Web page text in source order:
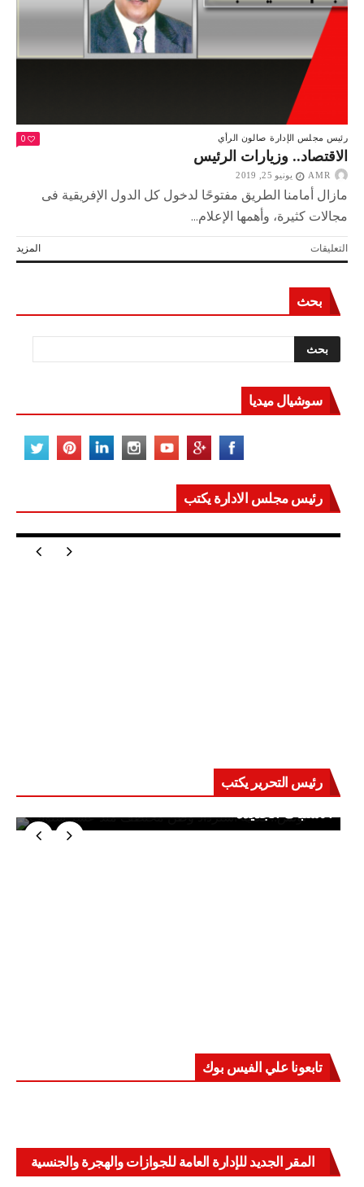
لألمانيا
رئيس مجلس الإدارة صالون الرأي 0
الاقتصاد.. وزيارات الرئيس
AMR يونيو 25, 2019
مازال أمامنا الطريق مفتوحًا لدخول كل الدول الإفريقية فى
مجالات كثيرة، وأهمها الإعلام...
المزيد التعليقاتعلى
الاقتصاد..
مغلقة
بحث
سوشيال ميديا
رئيس مجلس الادارة يكتب
مصر تعيد للعالم اتزانه
رئيس التحرير يكتب
حرب على العقول.. حادثة دمياط تكشف قواعد
الاشتباك الجديدة
تابعونا علي الفيس بوك
المقر الجديد للإدارة العامة للجوازات والهجرة والجنسية